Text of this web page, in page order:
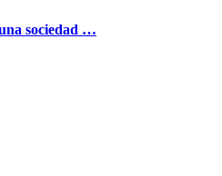
sociedad …